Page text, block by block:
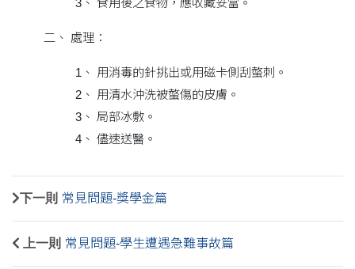
二、 處理：
1、 用消毒的針挑出或用磁卡側刮螫刺。
2、 用清水沖洗被螫傷的皮膚。
3、 局部冰敷。
4、 儘速送醫。
下一則 常見問題-獎學金篇
上一則 常見問題-學生遭遇急難事故篇